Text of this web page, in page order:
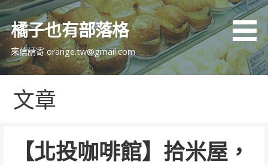
跳
主
內
橘子也有部落格
來信請寄 orange.tw@gmail.com
文章
【北投咖啡館】拾米屋，